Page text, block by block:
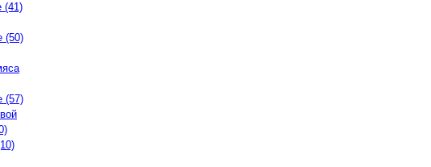
(41)
(50)
(57)